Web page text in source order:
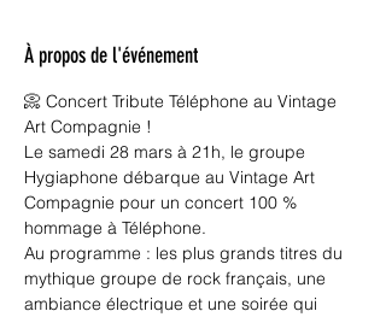
À propos de l'événement
📀 Concert Tribute Téléphone au Vintage
Art Compagnie !
Le samedi 28 mars à 21h, le groupe
Hygiaphone débarque au Vintage Art
Compagnie pour un concert 100 %
hommage à Téléphone.
Au programme : les plus grands titres du
mythique groupe de rock français, une
ambiance électrique et une soirée qui